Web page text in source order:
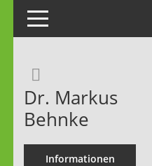
Toggle navigation
Dr. Markus
Behnke
Informationen